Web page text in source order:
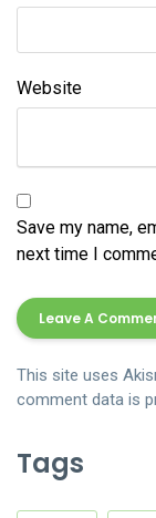
Website
Save my name,
next time I
This site uses
comment data is
Tags